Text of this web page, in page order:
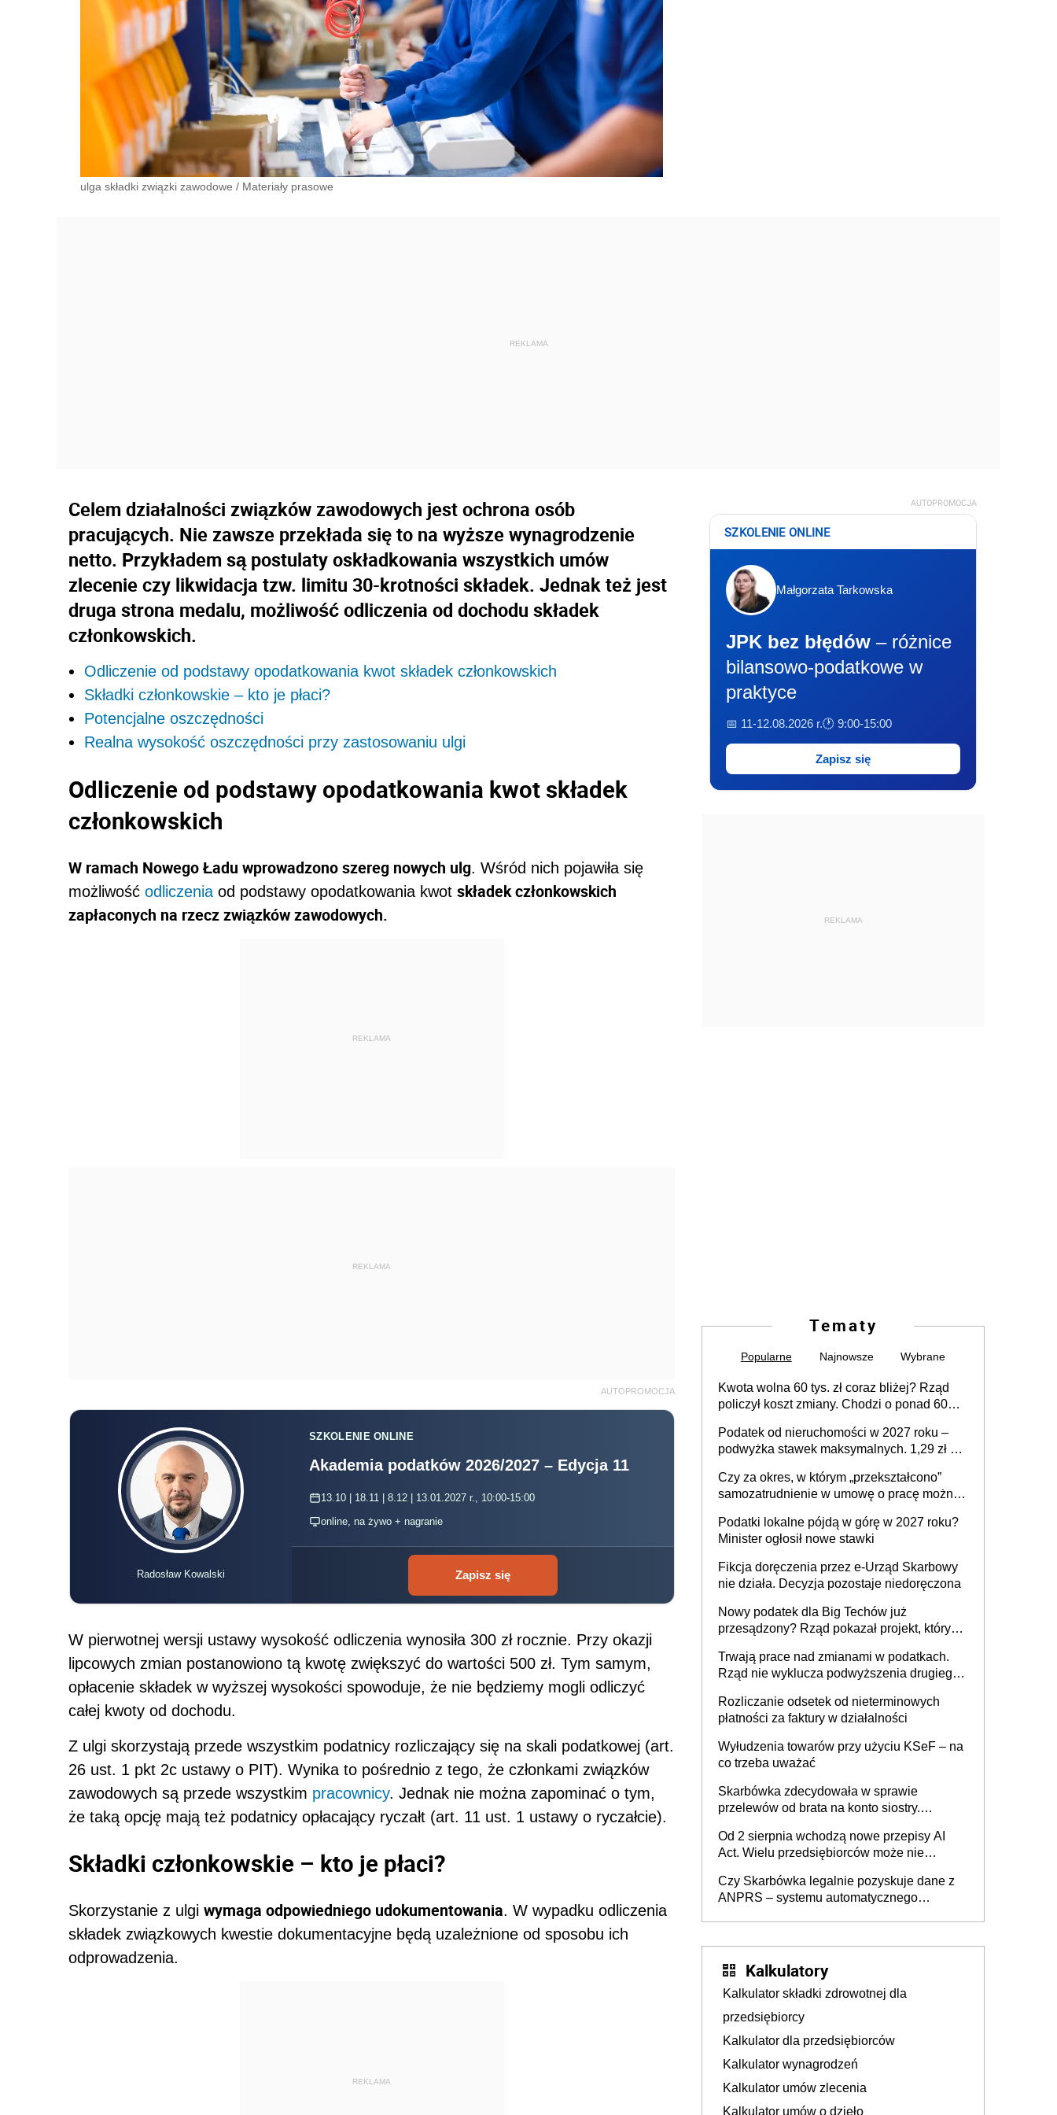
ulga składki związki zawodowe / Materiały prasowe
Celem działalności związków zawodowych jest ochrona osób
pracujących. Nie zawsze przekłada się to na wyższe wynagrodzenie
netto. Przykładem są postulaty oskładkowania wszystkich umów
zlecenie czy likwidacja tzw. limitu 30-krotności składek. Jednak też jest
druga strona medalu, możliwość odliczenia od dochodu składek
członkowskich.
Odliczenie od podstawy opodatkowania kwot składek członkowskich
Składki członkowskie – kto je płaci?
Potencjalne oszczędności
Realna wysokość oszczędności przy zastosowaniu ulgi
Odliczenie od podstawy opodatkowania kwot składek
członkowskich
W ramach Nowego Ładu wprowadzono szereg nowych ulg. Wśród nich pojawiła się
możliwość odliczenia od podstawy opodatkowania kwot składek członkowskich
zapłaconych na rzecz związków zawodowych.
REKLAMA
REKLAMA
AUTOPROMOCJA
Radosław Kowalski
SZKOLENIE ONLINE
Akademia podatków 2026/2027 – Edycja 11
13.10 | 18.11 | 8.12 | 13.01.2027 r., 10:00-15:00
online, na żywo + nagranie
Zapisz się
W pierwotnej wersji ustawy wysokość odliczenia wynosiła 300 zł rocznie. Przy okazji
lipcowych zmian postanowiono tą kwotę zwiększyć do wartości 500 zł. Tym samym,
opłacenie składek w wyższej wysokości spowoduje, że nie będziemy mogli odliczyć
całej kwoty od dochodu.
Z ulgi skorzystają przede wszystkim podatnicy rozliczający się na skali podatkowej (art.
26 ust. 1 pkt 2c ustawy o PIT). Wynika to pośrednio z tego, że członkami związków
zawodowych są przede wszystkim pracownicy. Jednak nie można zapominać o tym,
że taką opcję mają też podatnicy opłacający ryczałt (art. 11 ust. 1 ustawy o ryczałcie).
Składki członkowskie – kto je płaci?
Skorzystanie z ulgi wymaga odpowiedniego udokumentowania. W wypadku odliczenia
składek związkowych kwestie dokumentacyjne będą uzależnione od sposobu ich
odprowadzenia.
REKLAMA
AUTOPROMOCJA
SZKOLENIE ONLINE
Małgorzata Tarkowska
JPK bez błędów – różnice
bilansowo-podatkowe w
praktyce
📅 11-12.08.2026 r.🕐 9:00-15:00
Zapisz się
REKLAMA
Tematy
Popularne Najnowsze Wybrane
Kwota wolna 60 tys. zł coraz bliżej? Rząd
policzył koszt zmiany. Chodzi o ponad 60
Podatek od nieruchomości w 2027 roku –
podwyżka stawek maksymalnych. 1,29 zł za
budynków i lokali związanych z
prowadzeniem działalności gospodarczej
Czy za okres, w którym „przekształcono”
samozatrudnienie w umowę o pracę można
umowy cywilnoprawnej jedynym
racjonalnym wyjściem
Podatki lokalne pójdą w górę w 2027 roku?
Minister ogłosił nowe stawki
Fikcja doręczenia przez e-Urząd Skarbowy
nie działa. Decyzja pozostaje niedoręczona
Nowy podatek dla Big Techów już
przesądzony? Rząd pokazał projekt, który
Trwają prace nad zmianami w podatkach.
Rząd nie wyklucza podwyższenia drugiego
Rozliczanie odsetek od nieterminowych
płatności za faktury w działalności
Wyłudzenia towarów przy użyciu KSeF – na
co trzeba uważać
Skarbówka zdecydowała w sprawie
przelewów od brata na konto siostry.
darowizna, ale podatku jednak nie będzie
Od 2 sierpnia wchodzą nowe przepisy AI
Act. Wielu przedsiębiorców może nie
Czy Skarbówka legalnie pozyskuje dane z
ANPRS – systemu automatycznego
Kalkulatory
Kalkulator składki zdrowotnej dla
przedsiębiorcy
Kalkulator dla przedsiębiorców
Kalkulator wynagrodzeń
Kalkulator umów zlecenia
Kalkulator umów o dzieło